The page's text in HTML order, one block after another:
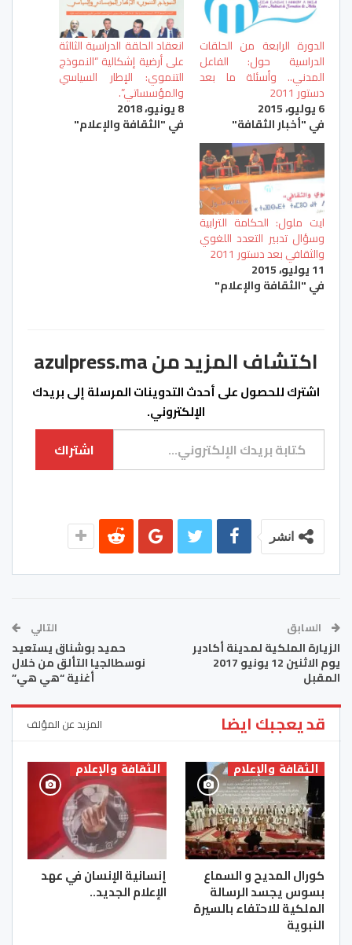
الدورة الرابعة من الحلقات
الدراسية حول: الفاعل
المدني.. وأسئلة ما بعد
دستور 2011
6 يوليو، 2015
في "أخبار الثقافة"
انعقاد الحلقة الدراسية الثالثة
على أرضية إشكالية “النموذج
التنموي: الإطار السياسي
والمؤسساتي”.
8 يونيو، 2018
في "الثقافة والإعلام"
ايت ملول: الحكامة الترابية
وسؤال تدبير التعدد اللغوي
والثقافي بعد دستور 2011
11 يوليو، 2015
في "الثقافة والإعلام"
اكتشاف المزيد من azulpress.ma
اشترك للحصول على أحدث التدوينات المرسلة إلى بريدك
الإلكتروني.
كتابة بريدك الإلكتروني...
اشتراك
انشر
السابق
الزيارة الملكية لمدينة أكادير
يوم الاثنين 12 يونيو 2017
المقبل
التالي
حميد بوشناق يستعيد
نوسطالجيا التألق من خلال
أغنية “هي هي”
قد يعجبك ايضا المزيد عن المؤلف
الثقافة والإعلام
كورال المديح و السماع
بسوس يجسد الرسالة
الملكية للاحتفاء بالسيرة
النبوية
الثقافة والإعلام
إنسانية الإنسان في عهد
الإعلام الجديد..